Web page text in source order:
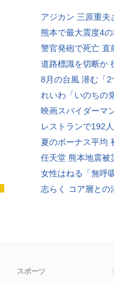
アジカン 三原重夫
熊本で最大震度4
警官発砲で死亡 直
道路標識を切断か
8月の台風 潜む「2
れいわ「いのちの
映画スパイダーマ
レストランで192
夏のボーナス平均
任天堂 熊本地震被
女性はねる「無呼
志らく コア層との
スポーツ